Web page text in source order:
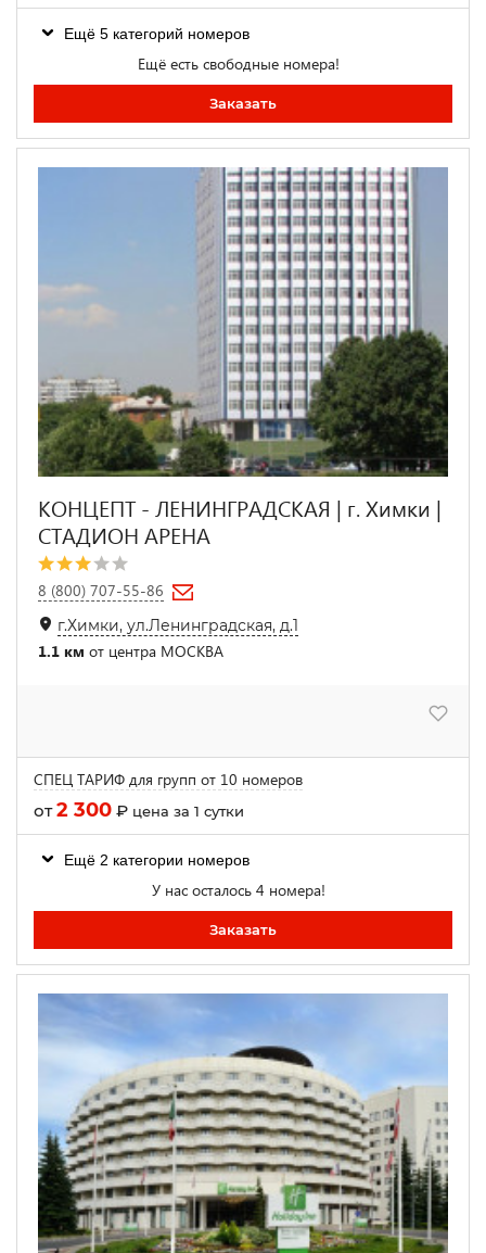
Ещё 5 категорий номеров
Ещё есть свободные номера!
Заказать
КОНЦЕПТ - ЛЕНИНГРАДСКАЯ | г. Химки |
СТАДИОН АРЕНА
8 (800) 707-55-86
г.Химки, ул.Ленинградская, д.1
1.1 км от центра МОСКВА
СПЕЦ ТАРИФ для групп от 10 номеров
от2 300 ₽ цена за 1 сутки
Ещё 2 категории номеров
У нас осталось 4 номера!
Заказать